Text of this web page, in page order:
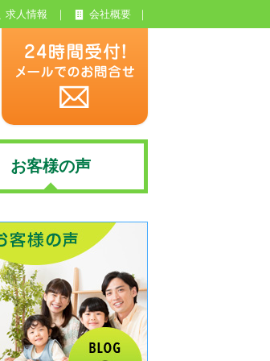
求人情報 会社概要
お客様の声